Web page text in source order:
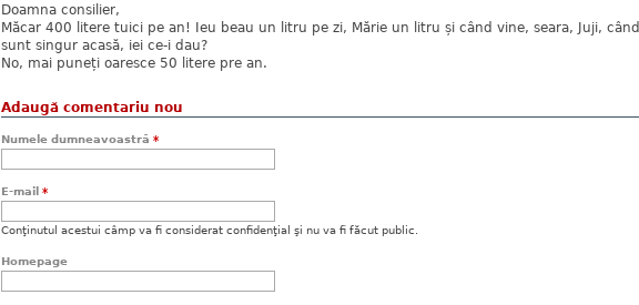
Doamna consilier,
Măcar 400 litere tuici pe an! Ieu beau un litru pe zi, Mărie un litru și când vine, seara, Juji, când
sunt singur acasă, iei ce-i dau?
No, mai puneți oaresce 50 litere pre an.
Adaugă comentariu nou
Numele dumneavoastră *
E-mail *
Conţinutul acestui câmp va fi considerat confidenţial şi nu va fi făcut public.
Homepage